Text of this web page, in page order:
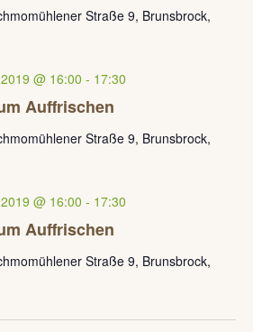
Straße 9, Brunsbrock,
Auffrischen
@ 16:00 - 17:30
Straße 9, Brunsbrock,
Auffrischen
@ 16:00 - 17:30
Straße 9, Brunsbrock,